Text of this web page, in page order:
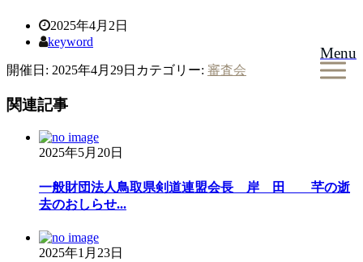
Menu
2025年4月2日
keyword
開催日: 2025年4月29日 カテゴリー: 審査会
関連記事
2025年5月20日
一般財団法人鳥取県剣道連盟会長 岸 田 芊の逝
去のおしらせ...
2025年1月23日